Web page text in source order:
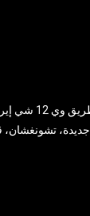
رقم 10،
جديدة، تشونغشان،